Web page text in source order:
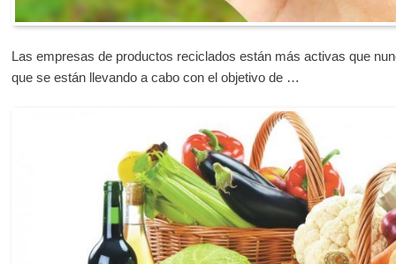
Las empresas de productos reciclados están más activas que
que se están llevando a cabo con el objetivo de …